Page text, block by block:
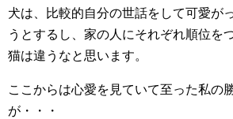
犬は、比較的自分の世話をして可愛が
うとするし、家の人にそれぞれ順位を
猫は違うなと思います。
ここからは心愛を見ていて至った私の
が・・・